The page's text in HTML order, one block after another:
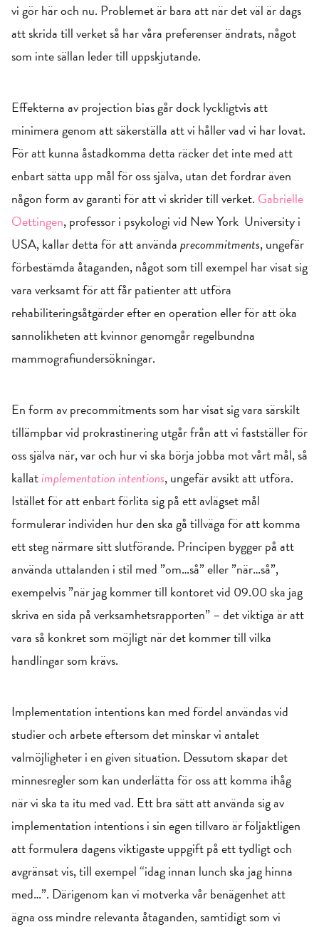
vi gör här och nu. Problemet är bara att när det väl är dags
att skrida till verket så har våra preferenser ändrats, något
som inte sällan leder till uppskjutande.
Effekterna av projection bias går dock lyckligtvis att
minimera genom att säkerställa att vi håller vad vi har lovat.
För att kunna åstadkomma detta räcker det inte med att
enbart sätta upp mål för oss själva, utan det fordrar även
någon form av garanti för att vi skrider till verket. Gabrielle
Oettingen, professor i psykologi vid New York University i
USA, kallar detta för att användaprecommitments, ungefär
förbestämda åtaganden, något som till exempel har visat sig
vara verksamt för att får patienter att utföra
rehabiliteringsåtgärder efter en operation eller för att öka
sannolikheten att kvinnor genomgår regelbundna
mammografiundersökningar.
En form av precommitments som har visat sig vara särskilt
tillämpbar vid prokrastinering utgår från att vi fastställer för
oss själva när, var och hur vi ska börja jobba mot vårt mål, så
kallatimplementation intentions, ungefär avsikt att utföra.
Istället för att enbart förlita sig på ett avlägset mål
formulerar individen hur den ska gå tillväga för att komma
ett steg närmare sitt slutförande. Principen bygger på att
använda uttalanden i stil med ”om…så” eller ”när…så”,
exempelvis ”när jag kommer till kontoret vid 09.00 ska jag
skriva en sida på verksamhetsrapporten” – det viktiga är att
vara så konkret som möjligt när det kommer till vilka
handlingar som krävs.
Implementation intentions kan med fördel användas vid
studier och arbete eftersom det minskar vi antalet
valmöjligheter i en given situation. Dessutom skapar det
minnesregler som kan underlätta för oss att komma ihåg
när vi ska ta itu med vad. Ett bra sätt att använda sig av
implementation intentions i sin egen tillvaro är följaktligen
att formulera dagens viktigaste uppgift på ett tydligt och
avgränsat vis, till exempel “idag innan lunch ska jag hinna
med…”. Därigenom kan vi motverka vår benägenhet att
ägna oss mindre relevanta åtaganden, samtidigt som vi